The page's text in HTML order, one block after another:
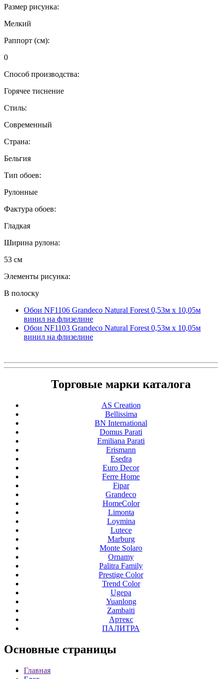
Размер рисунка:
Мелкий
Раппорт (см):
0
Способ производства:
Горячее тиснение
Стиль:
Современный
Страна:
Бельгия
Тип обоев:
Рулонные
Фактура обоев:
Гладкая
Ширина рулона:
53 см
Элементы рисунка:
В полоску
Обои NF1106 Grandeco Natural Forest 0,53м x 10,05м
винил на флизелине
Обои NF1103 Grandeco Natural Forest 0,53м x 10,05м
винил на флизелине
Торговые марки каталога
AS Creation
Bellissima
BN International
Domus Parati
Emiliana Parati
Erismann
Esedra
Euro Decor
Ferre Home
Fipar
Grandeco
HomeColor
Limonta
Loymina
Lutece
Marburg
Monte Solaro
Ornamy
Palitra Family
Prestige Color
Trend Color
Ugepa
Yuanlong
Zambaiti
Артекс
ПАЛИТРА
Основные страницы
Главная